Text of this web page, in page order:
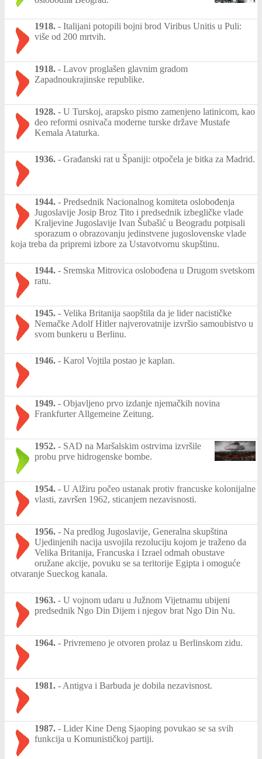
1918. - Italijani potopili bojni brod Viribus Unitis u Puli:
više od 200 mrtvih.
1918. - Lavov proglašen glavnim gradom
Zapadnoukrajinske republike.
1928. - U Turskoj, arapsko pismo zamenjeno latinicom, kao
deo reformi osnivača moderne turske države Mustafe
Kemala Ataturka.
1936. - Građanski rat u Španiji: otpočela je bitka za Madrid.
1944. - Predsednik Nacionalnog komiteta oslobođenja
Jugoslavije Josip Broz Tito i predsednik izbegličke vlade
Kraljevine Jugoslavije Ivan Šubašić u Beogradu potpisali
sporazum o obrazovanju jedinstvene jugoslovenske vlade
koja treba da pripremi izbore za Ustavotvornu skupštinu.
1944. - Sremska Mitrovica oslobođena u Drugom svetskom
ratu.
1945. - Velika Britanija saopštila da je lider nacističke
Nemačke Adolf Hitler najverovatnije izvršio samoubistvo u
svom bunkeru u Berlinu.
1946. - Karol Vojtila postao je kaplan.
1949. - Objavljeno prvo izdanje njemačkih novina
Frankfurter Allgemeine Zeitung.
1952. - SAD na Maršalskim ostrvima izvršile
probu prve hidrogenske bombe.
1954. - U Alžiru počeo ustanak protiv francuske kolonijalne
vlasti, završen 1962, sticanjem nezavisnosti.
1956. - Na predlog Jugoslavije, Generalna skupština
Ujedinjenih nacija usvojila rezoluciju kojom je traženo da
Velika Britanija, Francuska i Izrael odmah obustave
oružane akcije, povuku se sa teritorije Egipta i omoguće
otvaranje Sueckog kanala.
1963. - U vojnom udaru u Južnom Vijetnamu ubijeni
predsednik Ngo Din Dijem i njegov brat Ngo Din Nu.
1964. - Privremeno je otvoren prolaz u Berlinskom zidu.
1981. - Antigva i Barbuda je dobila nezavisnost.
1987. - Lider Kine Deng Sjaoping povukao se sa svih
funkcija u Komunističkoj partiji.